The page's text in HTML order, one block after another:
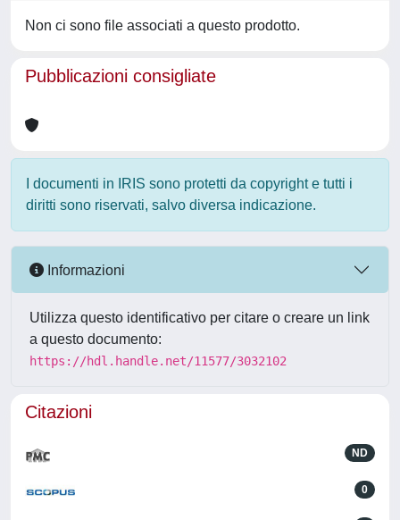
Non ci sono file associati a questo prodotto.
Pubblicazioni consigliate
I documenti in IRIS sono protetti da copyright e tutti i
diritti sono riservati, salvo diversa indicazione.
Informazioni
Utilizza questo identificativo per citare o creare un link
a questo documento:
https://hdl.handle.net/11577/3032102
Citazioni
ND
0